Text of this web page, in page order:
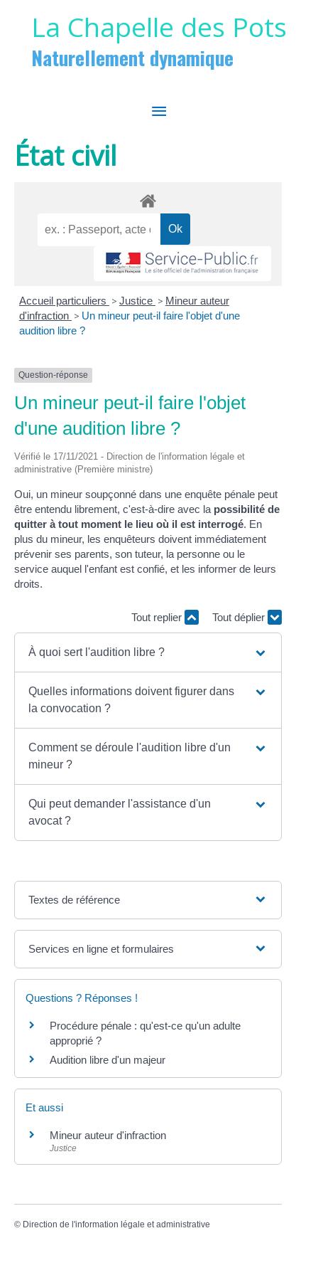
La Chapelle des Pots
Naturellement dynamique
MENU
État civil
Accueil particuliers > Justice > Mineur auteur
d'infraction > Un mineur peut-il faire l'objet d'une
audition libre ?
Question-réponse
Un mineur peut-il faire l'objet
d'une audition libre ?
Vérifié le 17/11/2021 - Direction de l'information légale et
administrative (Première ministre)
Oui, un mineur soupçonné dans une enquête pénale peut
être entendu librement, c'est-à-dire avec la possibilité de
quitter à tout moment le lieu où il est interrogé. En
plus du mineur, les enquêteurs doivent immédiatement
prévenir ses parents, son tuteur, la personne ou le
service auquel l'enfant est confié, et les informer de leurs
droits.
Tout replier Tout déplier
À quoi sert l'audition libre ?
Quelles informations doivent figurer dans
la convocation ?
Comment se déroule l'audition libre d'un
mineur ?
Qui peut demander l'assistance d'un
avocat ?
Textes de référence
Services en ligne et formulaires
Questions ? Réponses !
Procédure pénale : qu'est-ce qu'un adulte
approprié ?
Audition libre d'un majeur
Et aussi
Mineur auteur d'infraction
Justice
© Direction de l'information légale et administrative